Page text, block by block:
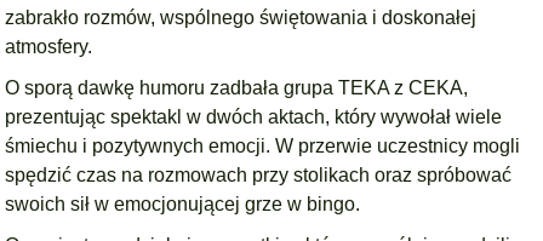
zabrakło rozmów, wspólnego świętowania i doskonałej
atmosfery.
O sporą dawkę humoru zadbała grupa TEKA z CEKA,
prezentując spektakl w dwóch aktach, który wywołał wiele
śmiechu i pozytywnych emocji. W przerwie uczestnicy mogli
spędzić czas na rozmowach przy stolikach oraz spróbować
swoich sił w emocjonującej grze w bingo.